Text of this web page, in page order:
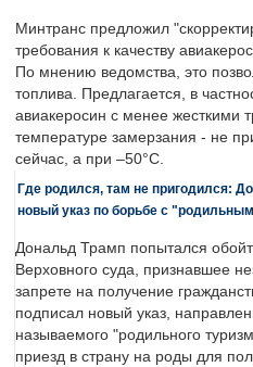
Минтранс предложил
требования к качеству
По мнению ведомства, это
топлива. Предлагается, в
авиакеросин с менее жесткими
температуре замерзания - не
сейчас, а при –50°C.
Где родился, там не пригодился:
новый указ по борьбе с
Дональд Трамп попытался
Верховного суда, признавшее
запрете на получение
подписал новый указ,
называемого "родильного
приезд в страну на роды для